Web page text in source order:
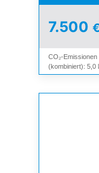
7.500 €
CO₂-
(kombiniert): 5,0